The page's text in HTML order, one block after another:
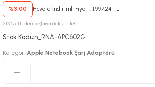
%3,00 Havale İndirimli Fiyatı : 1.997,24 TL
213,55 TL den başlayan taksitlerle!!
Stok Kodu:n_RNA-APC602G
Kategori:Apple Notebook Şarj Adaptörü